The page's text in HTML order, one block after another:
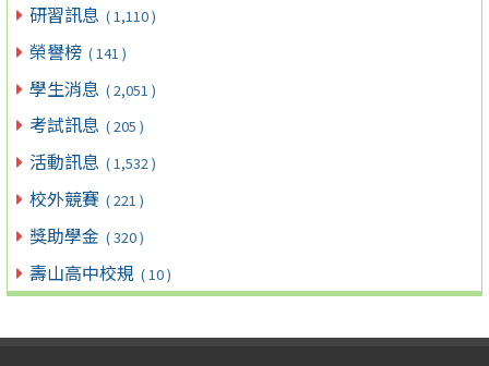
研習訊息 ( 1,110 )
榮譽榜 ( 141 )
學生消息 ( 2,051 )
考試訊息 ( 205 )
活動訊息 ( 1,532 )
校外競賽 ( 221 )
獎助學金 ( 320 )
壽山高中校規 ( 10 )